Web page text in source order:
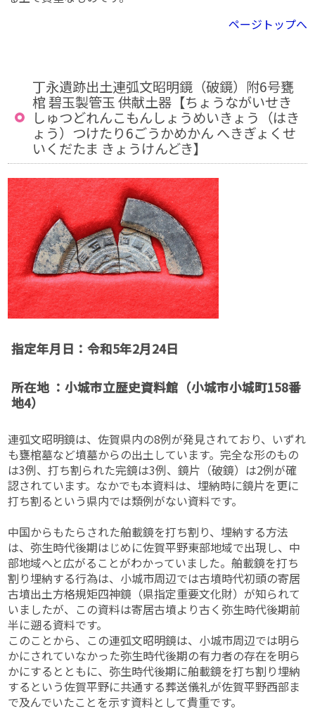
ページトップへ
丁永遺跡出土連弧文昭明鏡（破鏡）附6号甕
棺 碧玉製管玉 供献土器【ちょうながいせき
しゅつどれんこもんしょうめいきょう（はき
ょう）つけたり6ごうかめかん へきぎょくせ
いくだたま きょうけんどき】
指定年月日：令和5年2月24日
所在地 ：小城市立歴史資料館（小城市小城町158番
地4）
連弧文昭明鏡は、佐賀県内の8例が発見されており、いずれ
も甕棺墓など墳墓からの出土しています。完全な形のもの
は3例、打ち割られた完鏡は3例、鏡片（破鏡）は2例が確
認されています。なかでも本資料は、埋納時に鏡片を更に
打ち割るという県内では類例がない資料です。
中国からもたらされた舶載鏡を打ち割り、埋納する方法
は、弥生時代後期はじめに佐賀平野東部地域で出現し、中
部地域へと広がることがわかっていました。舶載鏡を打ち
割り埋納する行為は、小城市周辺では古墳時代初頭の寄居
古墳出土方格規矩四神鏡（県指定重要文化財）が知られて
いましたが、この資料は寄居古墳より古く弥生時代後期前
半に遡る資料です。
このことから、この連弧文昭明鏡は、小城市周辺では明ら
かにされていなかった弥生時代後期の有力者の存在を明ら
かにするとともに、弥生時代後期に舶載鏡を打ち割り埋納
するという佐賀平野に共通する葬送儀礼が佐賀平野西部ま
で及んでいたことを示す資料として貴重です。